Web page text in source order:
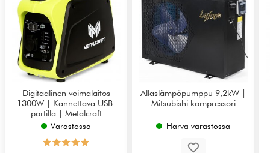
Digitaalinen voimalaitos
1300W | Kannettava USB-
portilla | Metalcraft
Varastossa
Allaslämpöpumppu 9,2kW |
Mitsubishi kompressori
Harva varastossa